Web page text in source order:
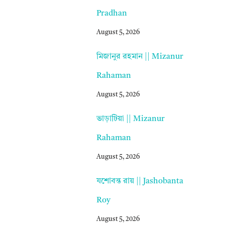
Pradhan
August 5, 2026
মিজানুর রহমান || Mizanur
Rahaman
August 5, 2026
ভাড়াটিয়া || Mizanur
Rahaman
August 5, 2026
যশোবন্ত রায় || Jashobanta
Roy
August 5, 2026